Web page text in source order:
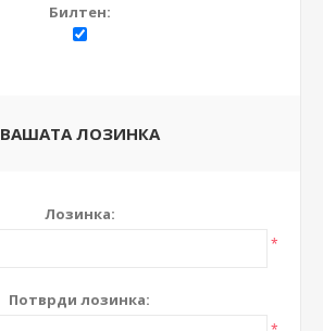
Билтен:
ВАШАТА ЛОЗИНКА
Лозинка:
*
Потврди лозинка: